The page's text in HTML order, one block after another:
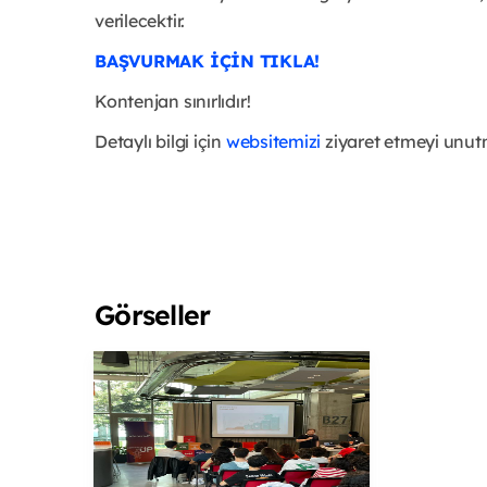
verilecektir.
BAŞVURMAK İÇİN TIKLA!
Kontenjan sınırlıdır!
Detaylı bilgi için websitemizi ziyaret etmeyi
Görseller